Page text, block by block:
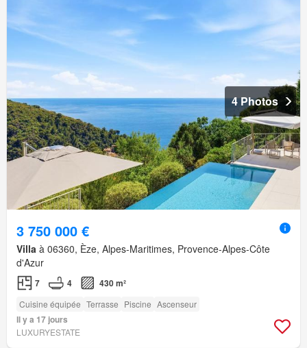
4 Photos
3 750 000 €
Villa à 06360, Èze, Alpes-Maritimes, Provence-Alpes-Côte
d'Azur
7 4 430 m²
Cuisine équipée Terrasse Piscine Ascenseur
Il y a 17 jours
LUXURYESTATE